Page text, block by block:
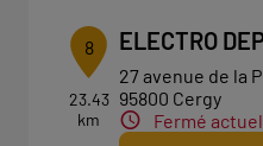
8
23.43
km
ELECTRO
27 avenue de la
95800 Cergy
Fermé